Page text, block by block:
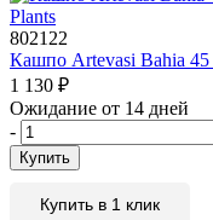
802122
Кашпо Artevasi Bahia 45
1 130 ₽
Ожидание от 14 дней
-
Купить
Купить в 1 клик